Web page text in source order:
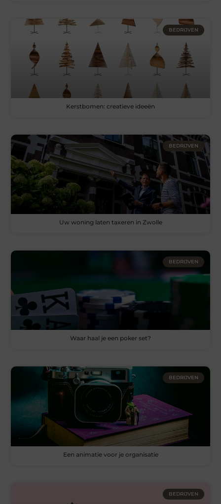
BEDRIJVEN
Kerstbomen: creatieve ideeën
BEDRIJVEN
Uw woning laten taxeren in Zwolle
BEDRIJVEN
Waar haal je een poker set?
BEDRIJVEN
Een animatie voor je organisatie
BEDRIJVEN